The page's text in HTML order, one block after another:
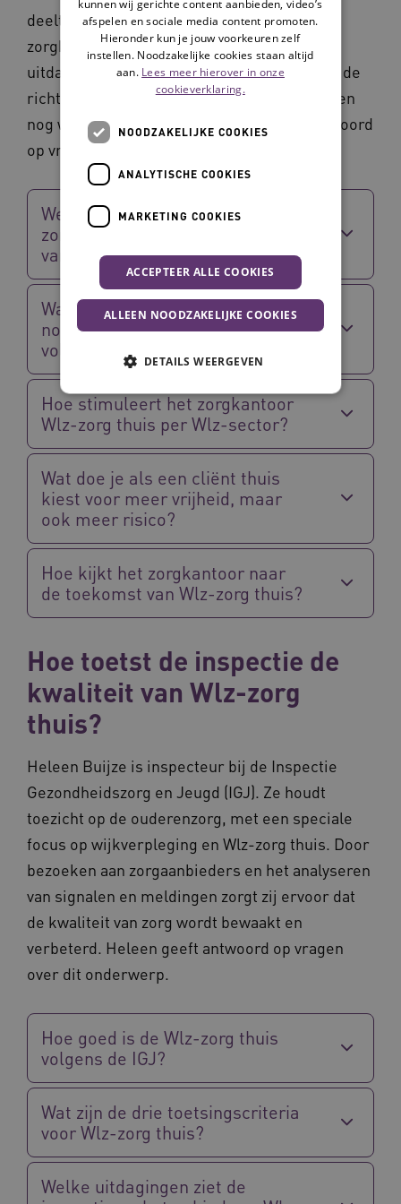
deelt inzichten over Wlz-zorg thuis, hoe
zorgkantoren daarop sturen en welke
uitdagingen er zijn. Een complexe transitie: de
richting is duidelijk, maar veel details moeten
nog worden uitgewerkt. Marieke geeft antwoord
op vragen hierover.
Welke uitdagingen zien
zorgkantoren bij het organiseren
van Wlz-zorg thuis?
Wat is volgens het zorgkantoor
nodig om zorg thuis echt
volwaardig te maken?
Hoe stimuleert het zorgkantoor
Wlz-zorg thuis per Wlz-sector?
Wat doe je als een cliënt thuis
kiest voor meer vrijheid, maar
ook meer risico?
Hoe kijkt het zorgkantoor naar
de toekomst van Wlz-zorg thuis?
Hoe toetst de inspectie de
kwaliteit van Wlz-zorg
thuis?
Heleen Buijze is inspecteur bij de Inspectie
Gezondheidszorg en Jeugd (IGJ). Ze houdt
toezicht op de ouderenzorg, met een speciale
focus op wijkverpleging en Wlz-zorg thuis. Door
bezoeken aan zorgaanbieders en het analyseren
van signalen en meldingen zorgt zij ervoor dat
de kwaliteit van zorg wordt bewaakt en
verbeterd. Heleen geeft antwoord op vragen
over dit onderwerp.
Hoe goed is de Wlz-zorg thuis
volgens de IGJ?
Wat zijn de drie toetsingscriteria
voor Wlz-zorg thuis?
Welke uitdagingen ziet de
kunnen wij gerichte content aanbieden, video’s
afspelen en sociale media content promoten.
Hieronder kun je jouw voorkeuren zelf
instellen. Noodzakelijke cookies staan altijd
aan. Lees meer hierover in onze
cookieverklaring.
NOODZAKELIJKE COOKIES
ANALYTISCHE COOKIES
MARKETING COOKIES
ACCEPTEER ALLE COOKIES
ALLEEN NOODZAKELIJKE COOKIES
DETAILS WEERGEVEN
Noodzakelijke cookies
Analytische cookies
Marketing cookies
Deze functionele en technische cookies zorgen
ervoor dat de website werkt. Deze cookies
worden altijd geplaatst en maken geen inbreuk
UMB_SESSION
www.waardigheidentrots.nl
BCSessionID vilans.blueconic.net
__Secure-ROLLOUT_TOKEN .youtube.com
ARRAffinity
Microsoft Corporation
.waardigheidentrots.nl
AWSALBCORS
Amazon.com Inc.
m906.waardigheidentrots.nl
Google Privacy Policy